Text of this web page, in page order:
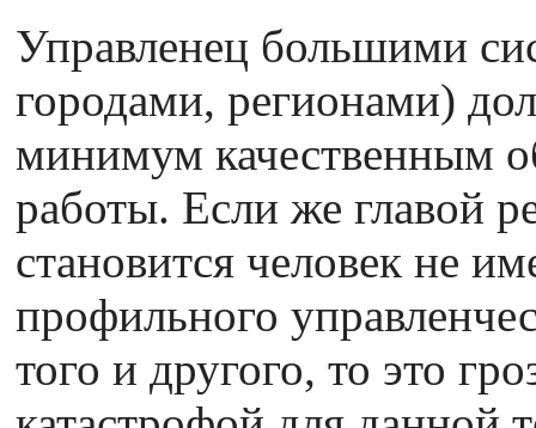
Управленец большими
городами, регионами)
минимум качественным
работы. Если же главой
становится человек не
профильного
того и другого, то это